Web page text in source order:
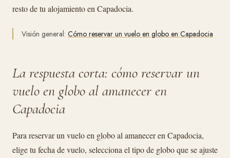
resto de tu alojamiento en Capadocia.
Visión general: Cómo reservar un vuelo en globo en Capadocia
La respuesta corta: cómo reservar un
vuelo en globo al amanecer en
Capadocia
Para reservar un vuelo en globo al amanecer en Capadocia,
elige tu fecha de vuelo, selecciona el tipo de globo que se ajuste